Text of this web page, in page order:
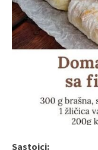
Sastojci: